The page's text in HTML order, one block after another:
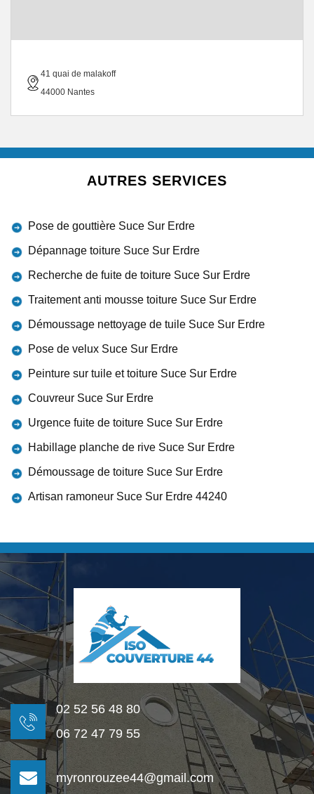
41 quai de malakoff
44000 Nantes
AUTRES SERVICES
Pose de gouttière Suce Sur Erdre
Dépannage toiture Suce Sur Erdre
Recherche de fuite de toiture Suce Sur Erdre
Traitement anti mousse toiture Suce Sur Erdre
Démoussage nettoyage de tuile Suce Sur Erdre
Pose de velux Suce Sur Erdre
Peinture sur tuile et toiture Suce Sur Erdre
Couvreur Suce Sur Erdre
Urgence fuite de toiture Suce Sur Erdre
Habillage planche de rive Suce Sur Erdre
Démoussage de toiture Suce Sur Erdre
Artisan ramoneur Suce Sur Erdre 44240
02 52 56 48 80
06 72 47 79 55
myronrouzee44@gmail.com